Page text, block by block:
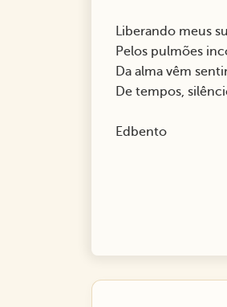
Liberando meus
Pelos pulmões
Da alma vêm
De tempos,
Edbento